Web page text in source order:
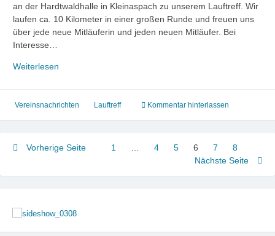
an der Hardtwaldhalle in Kleinaspach zu unserem Lauftreff. Wir
laufen ca. 10 Kilometer in einer großen Runde und freuen uns
über jede neue Mitläuferin und jeden neuen Mitläufer. Bei
Interesse…
Weiterlesen
Vereinsnachrichten Lauftreff Kommentar hinterlassen
Seitennummerierung
der
Vorherige Seite 1 Seite
4 Seite
5 Seite
6 Seite
7
8
Nächste Seite